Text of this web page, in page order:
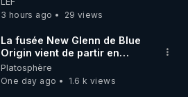
3 hours ago
29 views
La fusée New Glenn de Blue
Origin vient de partir en
fumée.
Platosphère
One day ago
1.6 k views